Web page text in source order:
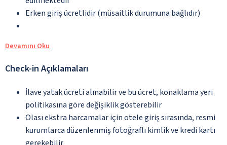
Erken giriş ücretlidir (müsaitlik durumuna bağlıdır)
Devamını Oku
Check-in Açıklamaları
İlave yatak ücreti alınabilir ve bu ücret, konaklama yeri
politikasına göre değişiklik gösterebilir
Olası ekstra harcamalar için otele giriş sırasında, resmi
kurumlarca düzenlenmiş fotoğraflı kimlik ve kredi kartı
gerekebilir